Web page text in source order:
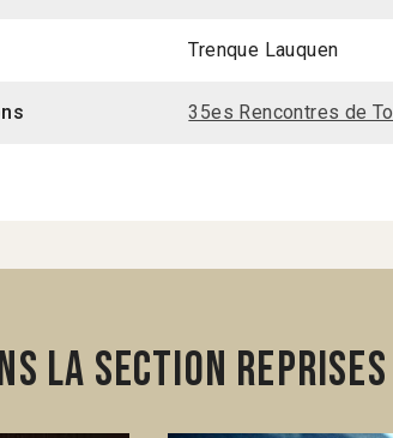
Trenque Lauquen
35es Rencontres de
la section